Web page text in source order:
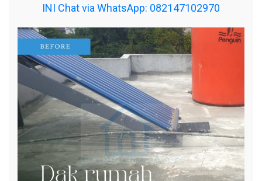
INI Chat via WhatsApp: 082147102970